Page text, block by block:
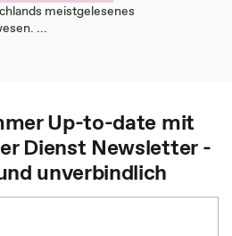
meistgelesenes
...
Up-to-date mit
Dienst Newsletter -
unverbindlich